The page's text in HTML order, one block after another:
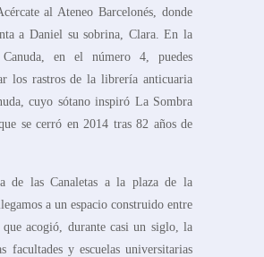
al Ateneo Barcelonés, donde
a Daniel su sobrina, Clara. En la
en el número 4, puedes
los rastros de la librería anticuaria
cuyo sótano inspiró La Sombra
se cerró en 2014 tras 82 años de
de las Canaletas a la plaza de la
a un espacio construido entre
acogió, durante casi un siglo, la
facultades y escuelas universitarias